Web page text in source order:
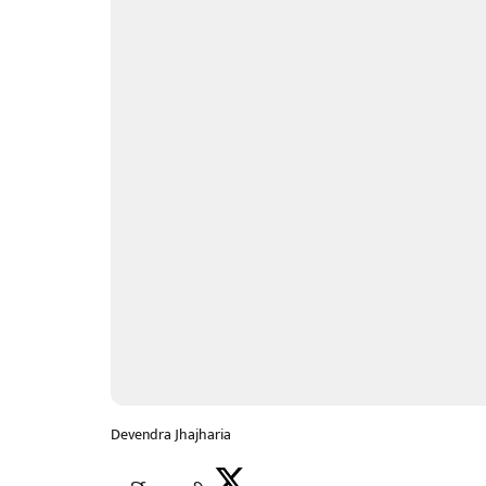
Devendra Jhajharia